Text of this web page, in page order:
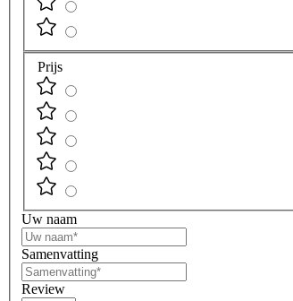
Prijs
Uw naam
Samenvatting
Review